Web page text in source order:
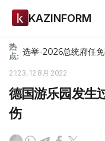
KAZINFORM
热
点: 选举-2026总统府任免
21:23, 12 8月 2022
德国游乐园发生
伤